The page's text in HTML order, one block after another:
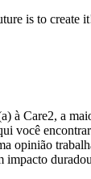
is to create
à Care2, a
você
opinião
impacto